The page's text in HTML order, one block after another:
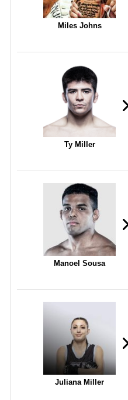
Miles Johns
Ty Miller
Manoel Sousa
Juliana Miller